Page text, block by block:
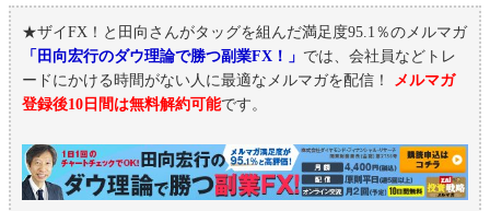
★ザイFX！と田向さんがタッグを組んだ満足度95.1％のメルマガ
「田向宏行のダウ理論で勝つ副業FX！」 では、会社員などトレ
ードにかける時間がない人に最適なメルマガを配信！ メルマガ
登録後10日間は無料解約可能です。